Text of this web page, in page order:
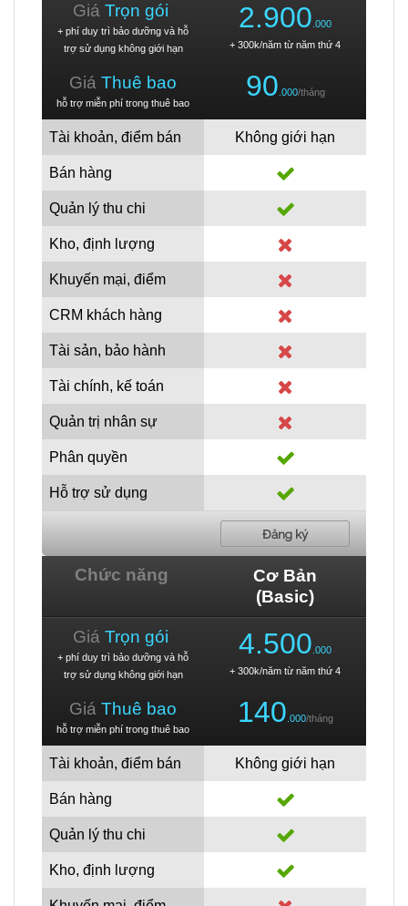
Giá Trọn gói
+ phí duy trì bảo dưỡng và hỗ
trợ sử dụng không giới hạn
Giá Thuê bao
hỗ trợ miễn phí trong thuê bao
Tài khoản, điểm bán
Bán hàng
Quản lý thu chi
Kho, định lượng
Khuyến mại, điểm
CRM khách hàng
Tài sản, bảo hành
Tài chính, kế toán
Quản trị nhân sự
Phân quyền
Hỗ trợ sử dụng
2.900 .000
+ 300k/năm từ năm thứ 4
90 .000/tháng
Không giới hạn
Đăng ký
Chức năng
Giá Trọn gói
+ phí duy trì bảo dưỡng và hỗ
trợ sử dụng không giới hạn
Giá Thuê bao
hỗ trợ miễn phí trong thuê bao
Tài khoản, điểm bán
Bán hàng
Quản lý thu chi
Kho, định lượng
Cơ Bản
(Basic)
4.500 .000
+ 300k/năm từ năm thứ 4
140 .000/tháng
Không giới hạn